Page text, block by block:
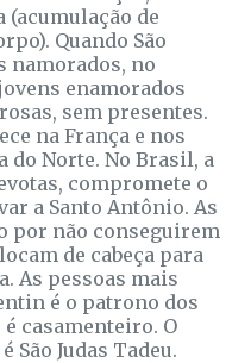
de
Quando São
namorados, no
enamorados
sem presentes.
na França e nos
do Norte. No Brasil, a
compromete o
a Santo Antônio. As
por não conseguirem
de cabeça para
As pessoas mais
é o patrono dos
casamenteiro. O
São Judas Tadeu.